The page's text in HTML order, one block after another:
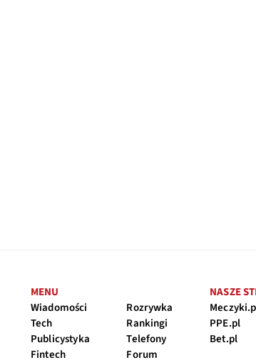
MENU
Wiadomości
Tech
Publicystyka
Fintech
Rozrywka
Rankingi
Telefony
Forum
NASZE
PPE.pl
Bet.pl